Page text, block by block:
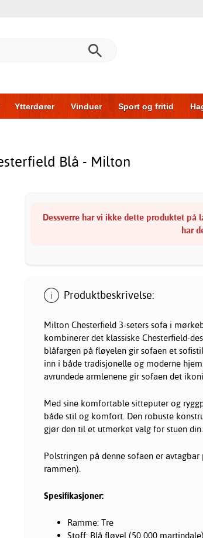
Ytterdører Vinduer Sport og fritid
Blå - Milton
Dessverre har vi ikke dette produktet
har
Produktbeskrivelse:
Milton Chesterfield 3-seters sofa i
kombinerer det klassiske Chesterfield-
blåfargen på fløyelen gir sofaen et
inn i både tradisjonelle og moderne
avrundede armlenene gir sofaen det
Med sine komfortable sitteputer og
både stil og komfort. Den robuste
gjør den til et utmerket valg for stuen din.
Polstringen på denne sofaen er
rammen).
Spesifikasjoner:
Ramme: Tre
Stoff: Blå fløyel (50 000 martindale)